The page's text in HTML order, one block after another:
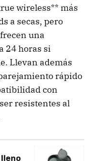
wireless** más
a secas, pero
una
24 horas si
Llevan además
rápido
con
resistentes al
lleno